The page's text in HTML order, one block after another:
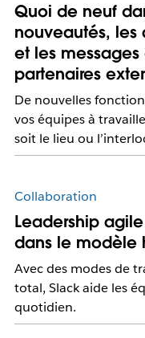
Quoi de neuf
nouveautés,
et les
partenaires
De nouvelles
vos équipes à
soit le lieu ou
Collaboration
Leadership
dans le modèle
Avec des modes de
total, Slack aide les
quotidien.